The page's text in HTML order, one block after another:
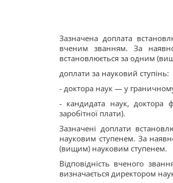
Зазначена доплата
вченим званням. За
встановлюється за одним
доплати за науковий ступінь:
- доктора наук — у граничному
- кандидата наук, доктора
заробітної плати).
Зазначені доплати
науковим ступенем. За
(вищим) науковим ступенем.
Відповідність вченого
визначається директором